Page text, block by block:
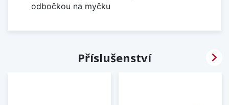
odbočkou na myčku
Příslušenství 